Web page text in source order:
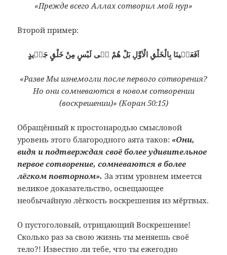
«Прежде всего Аллах сотворил мой нур»
Второй пример:
اَفَعَيٖينَا بِالْخَلْقِ الْاَوَّلِ بَلْ هُمْ فٖى لَبْسٍ مِنْ خَلْقٍ جَدٖيدٍ
«Разве Мы изнемогли после первого сотворения?
Но они сомневаются в новом сотворении
(воскрешении)» (Коран 50:15)
Обращённый к простонародью смысловой
уровень этого благородного аята таков: «Они,
видя и подтверждая своё более удивительное
первое сотворение, сомневаются в более
лёгком повторном». За этим уровнем имеется
великое доказательство, освещающее
необычайную лёгкость воскрешения из мёртвых.
О пустоголовый, отрицающий Воскрешение!
Сколько раз за свою жизнь ты меняешь своё
тело?! Известно ли тебе, что ты ежегодно